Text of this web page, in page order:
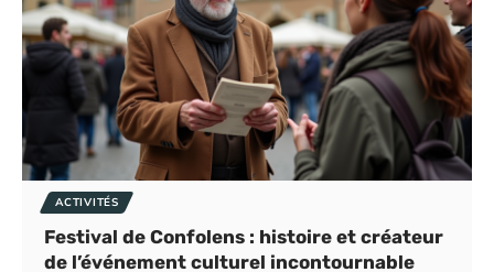
ACTIVITÉS
Festival de Confolens : histoire et créateur
de l’événement culturel incontournable